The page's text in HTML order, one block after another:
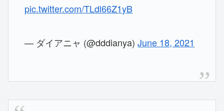
pic.twitter.com/TLdl66Z1yB
— ダイアニャ (@dddianya)June 18, 2021